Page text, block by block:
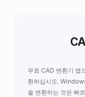
무료 CAD 변환기 앱
환하십시오.
을 변환하는 것은 빠